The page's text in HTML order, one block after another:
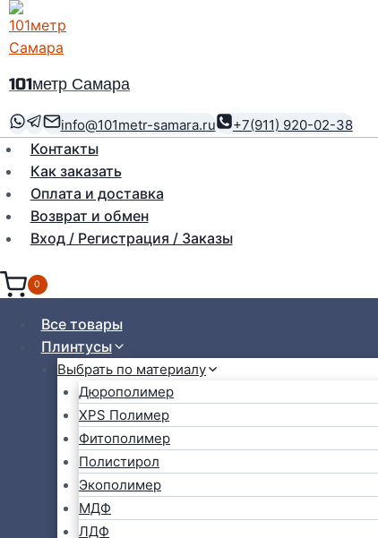
Перейти
содержимому
101метр Самара
info@101metr-samara.ru +7(911) 920-02-38
Контакты
Как заказать
Оплата и доставка
Возврат и обмен
Вход / Регистрация / Заказы
0
Все товары
Плинтусы
Выбрать по материалу
Дюрополимер
XPS Полимер
Фитополимер
Полистирол
Экополимер
МДФ
ЛДФ